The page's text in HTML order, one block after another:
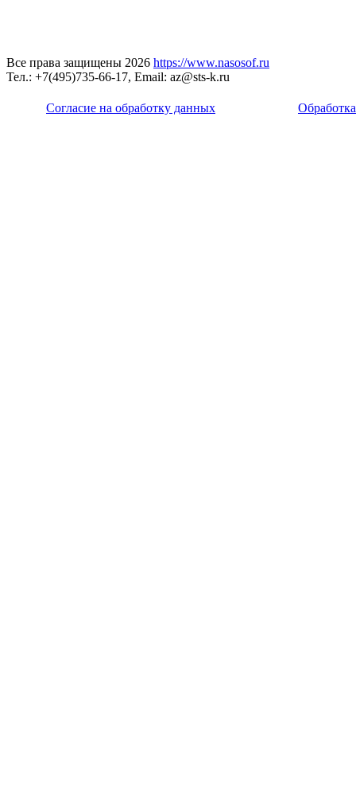
Все права защищены 2026 https://www.nasosof.ru
Тел.: +7(495)735-66-17, Email: az@sts-k.ru
Согласие на обработку данных